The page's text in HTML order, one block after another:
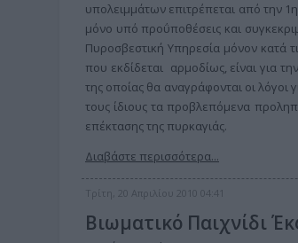
υπολειμμάτων επιτρέπεται από την
μόνο υπό προΰποθέσεις και
Πυροσβεστική Υπηρεσία μόνον κατά
που εκδίδεται αρμοδίως, είναι για
της οποίας θα αναγράφονται οι λόγοι
τους ίδιους τα προβλεπόμενα
επέκτασης της πυρκαγιάς.
Διαβάστε περισσότερα...
Τρίτη, 20 Απριλίου 2010 04:41
Βιωματικό Παιχνίδι